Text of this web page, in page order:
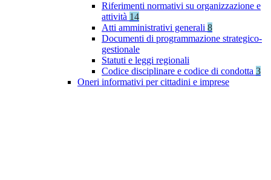
Riferimenti normativi su organizzazione e
attività 14
Atti amministrativi generali 8
Documenti di programmazione strategico-
gestionale
Statuti e leggi regionali
Codice disciplinare e codice di condotta 3
Oneri informativi per cittadini e imprese